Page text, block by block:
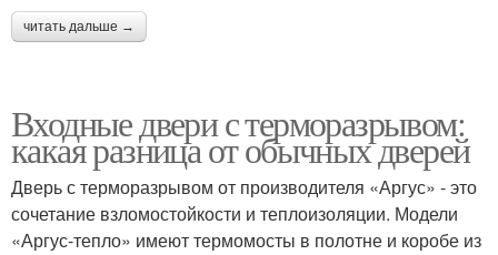
читать дальше →
Входные двери с терморазрывом:
какая разница от обычных дверей
Дверь с терморазрывом от производителя «Аргус» - это
сочетание взломостойкости и теплоизоляции. Модели
«Аргус-тепло» имеют термомосты в полотне и коробе из